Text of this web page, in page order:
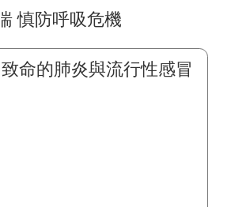
慎防呼吸危機